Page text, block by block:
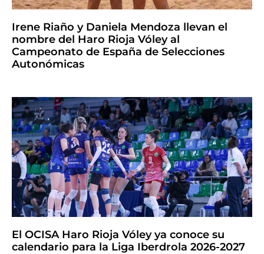
Irene Riaño y Daniela Mendoza llevan el
nombre del Haro Rioja Vóley al
Campeonato de España de Selecciones
Autonómicas
El OCISA Haro Rioja Vóley ya conoce su
calendario para la Liga Iberdrola 2026-2027